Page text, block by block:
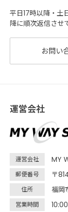
平日17時以降・土
降に順次返信させ
お問い
運営会社
運営会社 MY
郵便番号 〒
住所 福岡
営業時間